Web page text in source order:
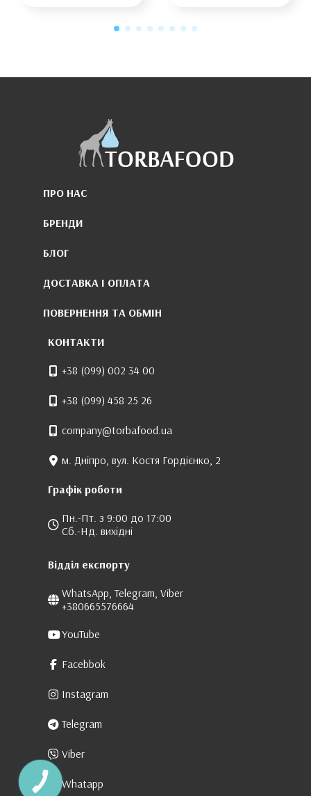
ПРО НАС
БРЕНДИ
БЛОГ
ДОСТАВКА І ОПЛАТА
ПОВЕРНЕННЯ ТА ОБМІН
КОНТАКТИ
+38 (099) 002 34 00
+38 (099) 458 25 26
company@torbafood.ua
м. Дніпро, вул. Костя Гордієнко, 2
Графік роботи
Пн.-Пт. з 9:00 до 17:00
Сб.-Нд. вихідні
Відділ експорту
WhatsApp, Telegram, Viber
+380665576664
YouTube
Facebbok
Instagram
Telegram
Viber
Whatapp
КНОПКА
ЗВ'ЯЗКУ